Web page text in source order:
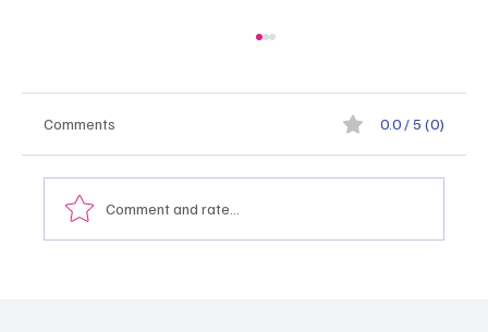
Comments 0.0 / 5 (0)
Comment and rate...